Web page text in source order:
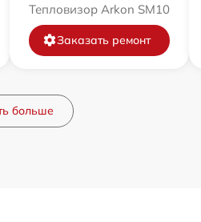
Тепловизор Arkon SM10
Заказать ремонт
больше